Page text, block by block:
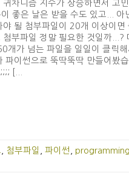
귀차니즘 지수가 상승하면서 고
좋은 날은 받을 수도 있고... 아
될 첨부파일이 20개 이상이면
첨부파일 정말 필요한 것일까...?
개가 넘는 파일을 일일이 클릭해
파이썬으로 뚝딱뚝딱 만들어봤
[...
첨부파일 파이썬 programming